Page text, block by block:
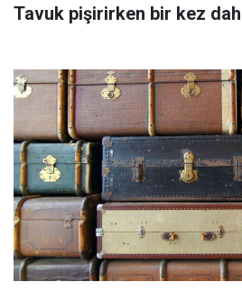
Tavuk pişirirken bir kez